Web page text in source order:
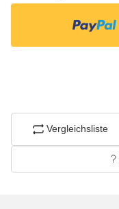
Vergleichsliste